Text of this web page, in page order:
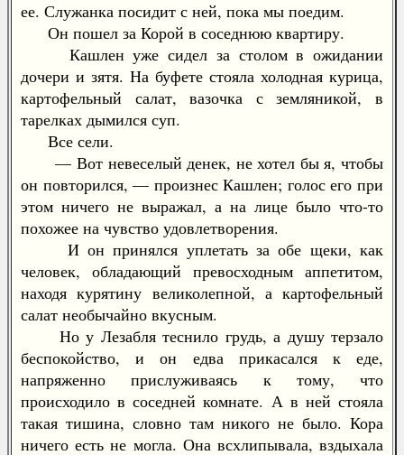
ее. Служанка посидит с ней, пока мы поедим.
Он пошел за Корой в соседнюю квартиру.
Кашлен уже сидел за столом в ожидании
дочери и зятя. На буфете стояла холодная курица,
картофельный салат, вазочка с земляникой, в
тарелках дымился суп.
Все сели.
— Вот невеселый денек, не хотел бы я, чтобы
он повторился, — произнес Кашлен; голос его при
этом ничего не выражал, а на лице было что-то
похожее на чувство удовлетворения.
И он принялся уплетать за обе щеки, как
человек, обладающий превосходным аппетитом,
находя курятину великолепной, а картофельный
салат необычайно вкусным.
Но у Лезабля теснило грудь, а душу терзало
беспокойство, и он едва прикасался к еде,
напряженно прислуживаясь к тому, что
происходило в соседней комнате. А в ней стояла
такая тишина, словно там никого не было. Кора
ничего есть не могла. Она всхлипывала, вздыхала